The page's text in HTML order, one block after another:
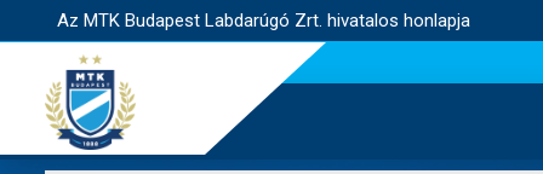
Az MTK Budapest Labdarúgó Zrt. hivatalos honlapja